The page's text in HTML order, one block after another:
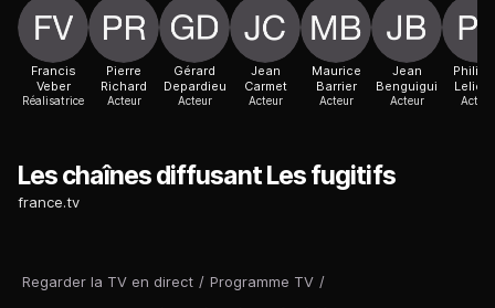
Regarder la TV en direct / Programme TV /
Francis
Veber
Réalisatrice
Pierre
Richard
Acteur
Gérard
Depardieu
Acteur
Jean
Carmet
Acteur
Maurice
Barrier
Acteur
Jean
Benguigui
Acteur Acteur
Les chaînes diffusant Les fugitifs
france.tv